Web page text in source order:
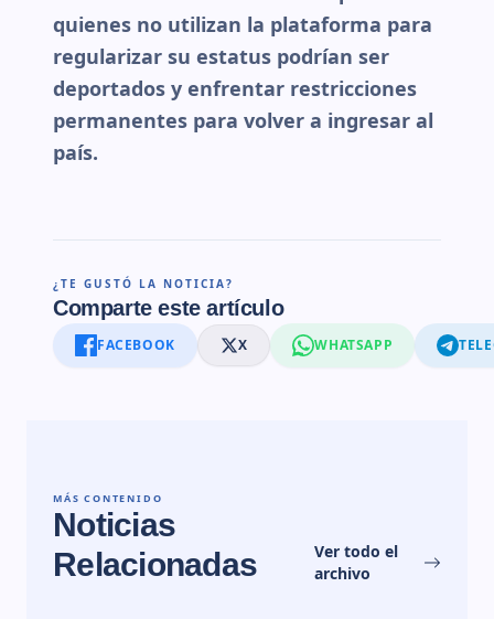
quienes no utilizan la plataforma para
regularizar su estatus podrían ser
deportados y enfrentar restricciones
permanentes para volver a ingresar al
país.
¿TE GUSTÓ LA NOTICIA?
Comparte este artículo
FACEBOOK X WHATSAPP
MÁS CONTENIDO
Noticias
Relacionadas
Ver todo el
archivo